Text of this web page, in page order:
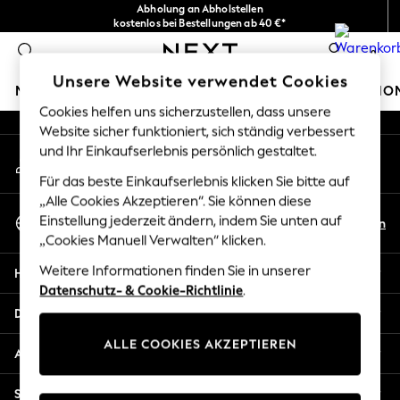
Abholung an Abholstellen
kostenlos bei Bestellungen ab 40 €*
Problemlose Rückgaben*
0
MÄDCHEN JUNGEN BABY DAMEN HERREN
HOLIDAY SHOP
Women's Holiday Shop
All Swimwear
All Beachwear
Bags & Accessories
Beach Dresses & Kaftans
Dresses
Flip Flops
Linen Collection
Sandals
Shorts
An error occurred on client
Unsere sozialen Netzwerke
Mein Konto
Melden Sie sich bei Ihrem Konto an
Sprache Auswählen
Deutsch
En
Hilfe
Datenschutz und Rechtliches
Abteilungen
Sonstige Dienstleistungen
Unsere Website verwendet Cookies
Cookies helfen uns sicherzustellen, dass unsere
Website sicher funktioniert, sich ständig verbessert
und Ihr Einkaufserlebnis persönlich gestaltet.
Für das beste Einkaufserlebnis klicken Sie bitte auf
„Alle Cookies Akzeptieren“. Sie können diese
Einstellung jederzeit ändern, indem Sie unten auf
„Cookies Manuell Verwalten“ klicken.
Weitere Informationen finden Sie in unserer
Datenschutz- & Cookie-Richtlinie.
ALLE COOKIES AKZEPTIEREN